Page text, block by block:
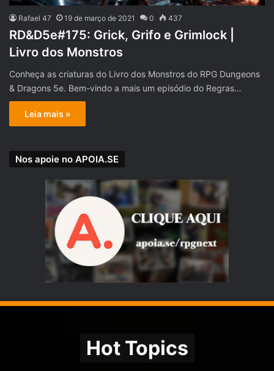
Rafael 47 19 de março de 2021 0 437
RD&D5e#175: Grick, Grifo e Grimlock |
Livro dos Monstros
Conheça as criaturas do Livro dos Monstros do RPG Dungeons
& Dragons 5e. Bem-vindo a mais um episódio do Regras…
Leia mais »
Nos apoie no APOIA.SE
Hot Topics